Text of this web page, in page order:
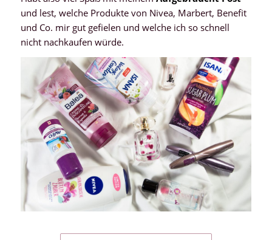
und lest, welche Produkte von Nivea, Marbert, Benefit
und Co. mir gut gefielen und welche ich so schnell
nicht nachkaufen würde.